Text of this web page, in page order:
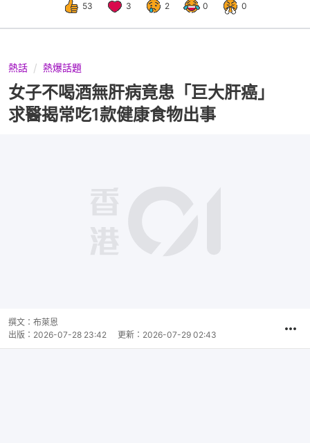
53 3 2 0 0
熱話 熱爆話題
女子不喝酒無肝病竟患「巨大肝癌」
求醫揭常吃1款健康食物出事
撰文： 布萊恩
出版： 2026-07-28 23:42 更新： 2026-07-29 02:43